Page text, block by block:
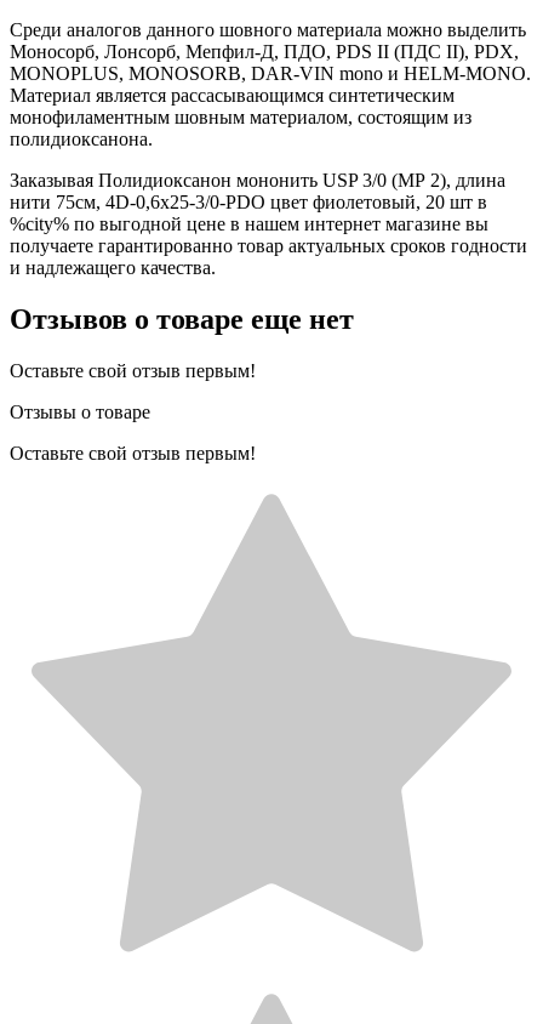
Среди аналогов данного шовного материала можно выделить
Моносорб, Лонсорб, Мепфил-Д, ПДО, PDS II (ПДС II), PDX,
MONOPLUS, MONOSORB, DAR-VIN mono и HELM-MONO.
Материал является рассасывающимся синтетическим
монофиламентным шовным материалом, состоящим из
полидиоксанона.
Заказывая Полидиоксанон мононить USP 3/0 (МР 2), длина
нити 75см, 4D-0,6х25-3/0-PDO цвет фиолетовый, 20 шт в
%city% по выгодной цене в нашем интернет магазине вы
получаете гарантированно товар актуальных сроков годности
и надлежащего качества.
Отзывов о товаре еще нет
Оставьте свой отзыв первым!
Отзывы о товаре
Оставьте свой отзыв первым!